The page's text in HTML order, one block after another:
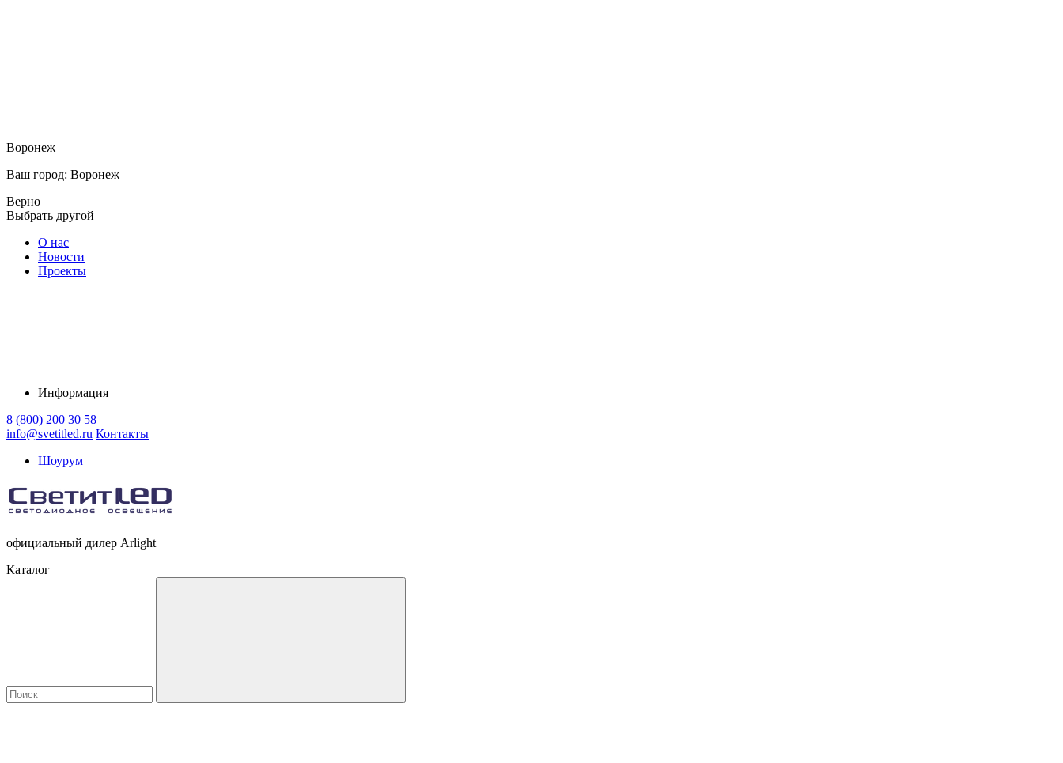
Воронеж
Ваш город: Воронеж
Верно
Выбрать другой
О нас
Новости
Проекты
Информация
8 (800) 200 30 58
info@svetitled.ru Контакты
Шоурум
официальный дилер Arlight
Каталог